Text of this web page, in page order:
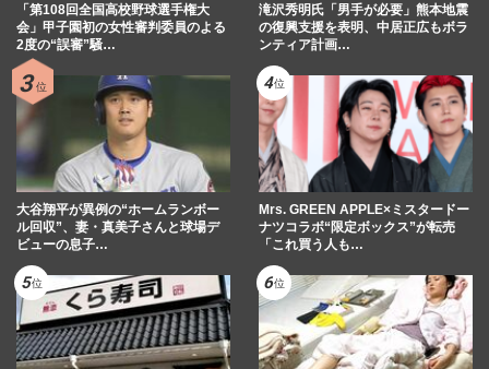
「第108回全国高校野球選手権大
会」甲子園初の女性審判委員のよる
2度の“誤審”騒…
滝沢秀明氏「男手が必要」熊本地震
の復興支援を表明、中居正広もボラ
ンティア計画…
大谷翔平が異例の“ホームランボー
ル回収”、妻・真美子さんと球場デ
ビューの息子…
Mrs. GREEN APPLE×ミスタードー
ナツコラボ“限定ボックス”が転売
「これ買う人も…